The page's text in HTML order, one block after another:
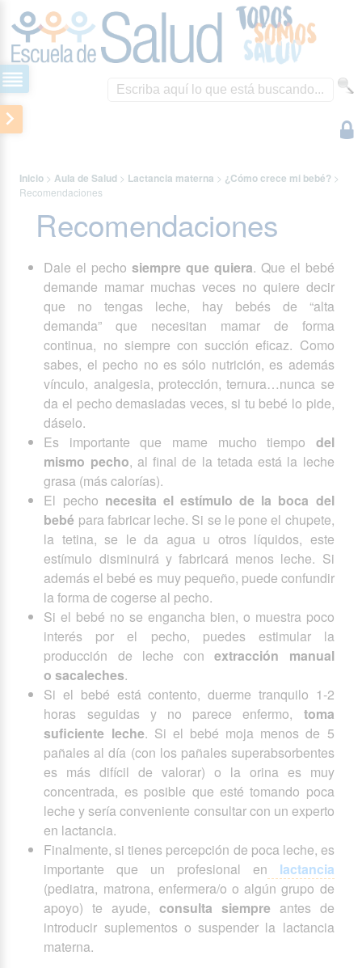
Inicio > Aula de Salud > Lactancia materna > ¿Cómo crece mi bebé? >
Recomendaciones
Recomendaciones
Dale el pechosiempre que quiera. Que el bebé
demande mamar muchas veces no quiere decir
que no tengas leche, hay bebés de “alta
demanda” que necesitan mamar de forma
continua, no siempre con succión eficaz. Como
sabes, el pecho no es sólo nutrición, es además
vínculo, analgesia, protección, ternura…nunca se
da el pecho demasiadas veces, si tu bebé lo pide,
dáselo.
Es importante que mame mucho tiempo del
mismo pecho, al final de la tetada está la leche
grasa (más calorías).
El pecho necesita el estímulo de la boca del
bebé para fabricar leche. Si se le pone el chupete,
la tetina, se le da agua u otros líquidos, este
estímulo disminuirá y fabricará menos leche. Si
además el bebé es muy pequeño, puede confundir
la forma de cogerse al pecho.
Si el bebé no se engancha bien, o muestra poco
interés por el pecho, puedes estimular la
producción de leche conextracción manual
o sacaleches.
Si el bebé está contento, duerme tranquilo 1-2
horas seguidas y no parece enfermo, toma
suficiente leche. Si el bebé moja menos de 5
pañales al día (con los pañales superabsorbentes
es más difícil de valorar) o la orina es muy
concentrada, es posible que esté tomando poca
leche y sería conveniente consultar con un experto
en lactancia.
Finalmente, si tienes percepción de poca leche, es
importante que un profesional en lactancia
(pediatra, matrona, enfermera/o o algún grupo de
apoyo) te ayude, consulta siempreantes de
introducir suplementos o suspender la lactancia
materna.